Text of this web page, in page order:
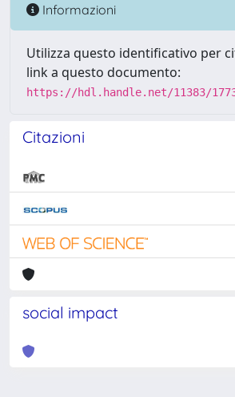
Informazioni
Utilizza questo identificativo per
link a questo documento:
https://hdl.handle.net/11383/
Citazioni
social impact